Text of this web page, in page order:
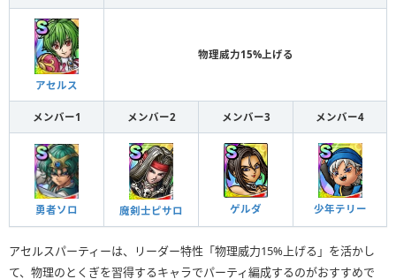
アセルス
物理威力15%上げる
メンバー1 メンバー2 メンバー3 メンバー4
勇者ソロ 魔剣士ピサロ ゲルダ 少年テリー
アセルスパーティーは、リーダー特性「物理威力15%上げる」を活かし
て、物理のとくぎを習得するキャラでパーティ編成するのがおすすめで